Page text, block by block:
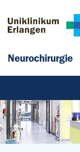
Neurochirurgie